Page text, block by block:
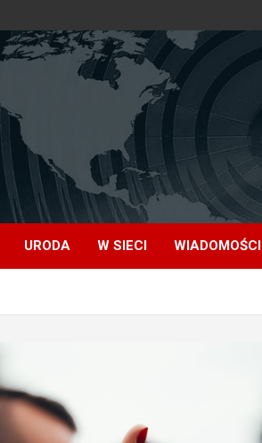
URODA W SIECI WIADOMOŚCI